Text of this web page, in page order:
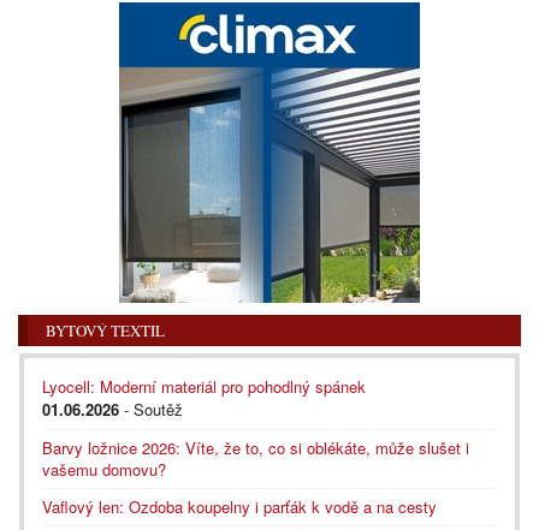
BYTOVÝ TEXTIL
Lyocell: Moderní materiál pro pohodlný spánek
01.06.2026 - Soutěž
Barvy ložnice 2026: Víte, že to, co si oblékáte, může slušet i
vašemu domovu?
Vaflový len: Ozdoba koupelny i parťák k vodě a na cesty